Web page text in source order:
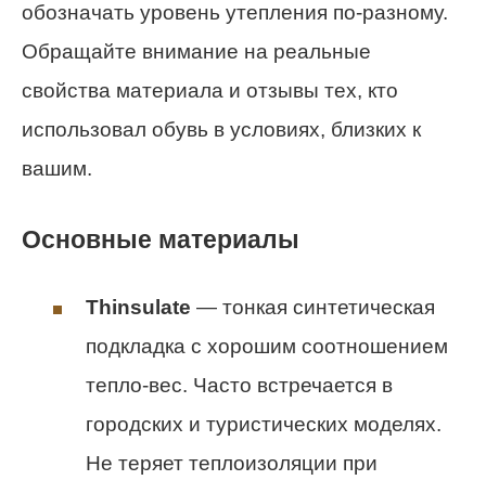
обозначать уровень утепления по-разному.
Обращайте внимание на реальные
свойства материала и отзывы тех, кто
использовал обувь в условиях, близких к
вашим.
Основные материалы
Thinsulate — тонкая синтетическая
подкладка с хорошим соотношением
тепло-вес. Часто встречается в
городских и туристических моделях.
Не теряет теплоизоляции при